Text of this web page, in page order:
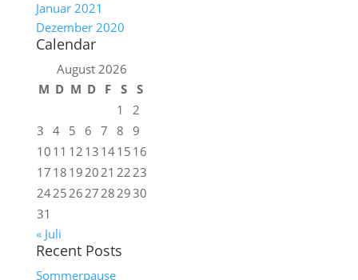
Januar 2021
Dezember 2020
Calendar
August 2026
M D M D F S
S
1
2
3 4 5 6 7 8 9
10 11 12 13 1415 16
17 18 192021 2223
24252627282930
31
« Juli
Recent Posts
Sommerpause